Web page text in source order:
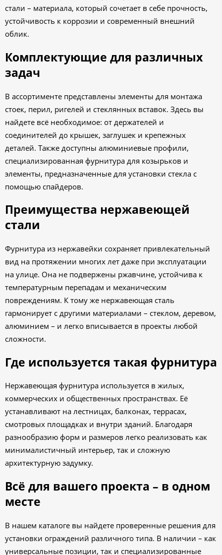
стали – материала, который сочетает в себе прочность,
устойчивость к коррозии и современный внешний
облик.
Комплектующие для различных
задач
В ассортименте представлены элементы для монтажа
стоек, перил, ригелей и стеклянных вставок. Здесь вы
найдете всё необходимое: от держателей и
соединителей до крышек, заглушек и крепежных
деталей. Также доступны алюминиевые профили,
специализированная фурнитура для козырьков и
элементы, предназначенные для установки стекла с
помощью спайдеров.
Преимущества нержавеющей
стали
Фурнитура из нержавейки сохраняет привлекательный
вид на протяжении многих лет даже при эксплуатации
на улице. Она не подвержены ржавчине, устойчива к
температурным перепадам и механическим
повреждениям. К тому же нержавеющая сталь
гармонирует с другими материалами – стеклом, деревом,
алюминием – и легко вписывается в проекты любой
сложности.
Где используется такая фурнитура
Нержавеющая фурнитура используется в жилых,
коммерческих и общественных пространствах. Её
устанавливают на лестницах, балконах, террасах,
смотровых площадках и внутри зданий. Благодаря
разнообразию форм и размеров легко реализовать как
минималистичный интерьер, так и сложную
архитектурную задумку.
Всё для вашего проекта – в одном
месте
В нашем каталоге вы найдете проверенные решения для
установки ограждений различного типа. В наличии – как
универсальные позиции, так и специализированные